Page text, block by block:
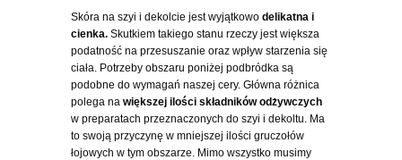
Skóra na szyi i dekolcie jest wyjątkowo delikatna i
cienka. Skutkiem takiego stanu rzeczy jest większa
podatność na przesuszanie oraz wpływ starzenia się
ciała. Potrzeby obszaru poniżej podbródka są
podobne do wymagań naszej cery. Główna różnica
polega na większej ilości składników odżywczych
w preparatach przeznaczonych do szyi i dekoltu. Ma
to swoją przyczynę w mniejszej ilości gruczołów
łojowych w tym obszarze. Mimo wszystko musimy